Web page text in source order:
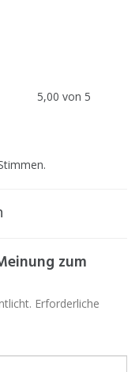
5,00 von 5
zum
Erforderliche